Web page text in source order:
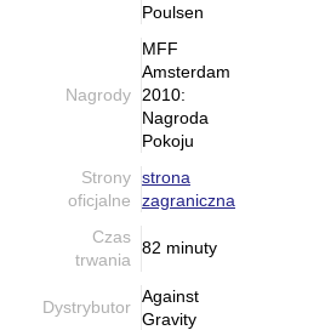
Poulsen
Nagrody
MFF
Amsterdam
2010:
Nagroda
Pokoju
Strony
oficjalne
strona
zagraniczna
Czas
trwania
82 minuty
Dystrybutor
Against
Gravity